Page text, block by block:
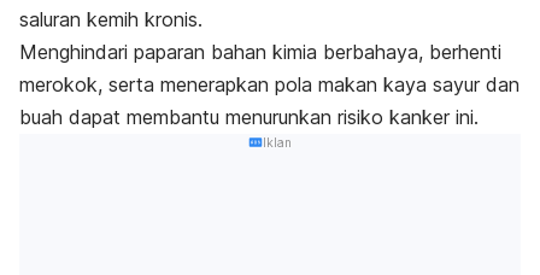
saluran kemih kronis.
Menghindari paparan bahan kimia berbahaya, berhenti
merokok, serta menerapkan pola makan kaya sayur dan
buah dapat membantu menurunkan risiko kanker ini.
Iklan